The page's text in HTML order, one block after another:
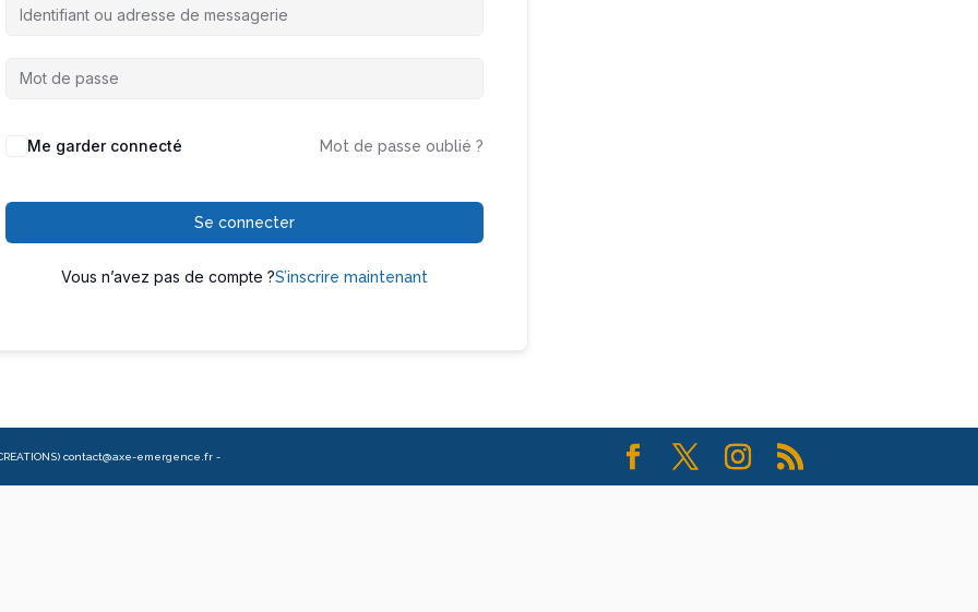
Me garder connecté Mot de passe oublié ?
Se connecter
Vous n’avez pas de compte ?S’inscrire maintenant
contact@axe-emergence.fr -